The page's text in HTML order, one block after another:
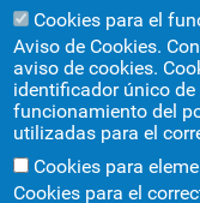
GRADO
Cookies para el
Aviso de Cookies.
aviso de cookies.
identificador único
funcionamiento del
utilizadas para el
Cookies para
Cookies para el